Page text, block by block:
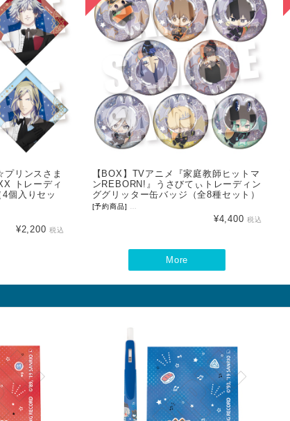
プリンスさま
トレーディ
個入りセッ
用した、ダイヤ型缶バッジが登場！ 鞄やポーチなどにつけて楽しんでいただけ
¥2,200税込
【BOX】TVアニメ『家庭教師ヒットマ
ンREBORN!』うさびてぃトレーディン
ググリッター缶バッジ（全8種セット）
[予約商品] NEO GATE オリジナルデフォルメ【うさび
¥4,400税込
More